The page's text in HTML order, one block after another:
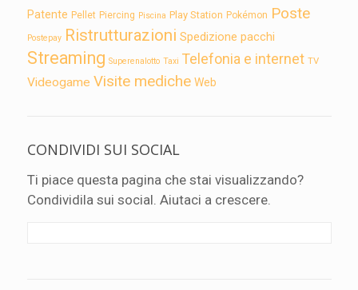
Patente Pellet Piercing Piscina Play Station Pokémon Poste
Postepay Ristrutturazioni Spedizione pacchi
Streaming Superenalotto Taxi Telefonia e internet TV
Videogame Visite mediche Web
CONDIVIDI SUI SOCIAL
Ti piace questa pagina che stai visualizzando?
Condividila sui social. Aiutaci a crescere.